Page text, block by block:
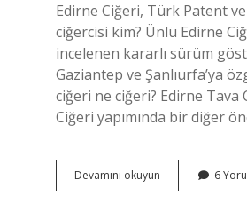
Edirne Ciğeri, Türk Patent
ciğercisi kim? Ünlü Edirne
incelenen kararlı sürüm
Gaziantep ve Şanlıurfa’ya
ciğeri ne ciğeri? Edirne Tava
Ciğeri yapımında bir diğer
Devamını okuyun
Ciğer
6